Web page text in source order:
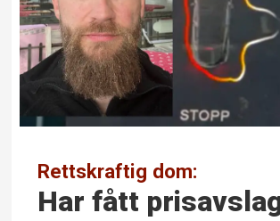
Rettskraftig dom:
Har fått